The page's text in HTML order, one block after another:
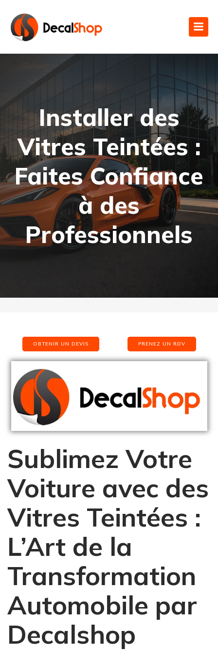
Installer des
Vitres Teintées :
Faites Confiance
à des
Professionnels
OBTENIR UN DEVIS PRENEZ UN RDV
Sublimez Votre
Voiture avec des
Vitres Teintées :
L’Art de la
Transformation
Automobile par
Decalshop